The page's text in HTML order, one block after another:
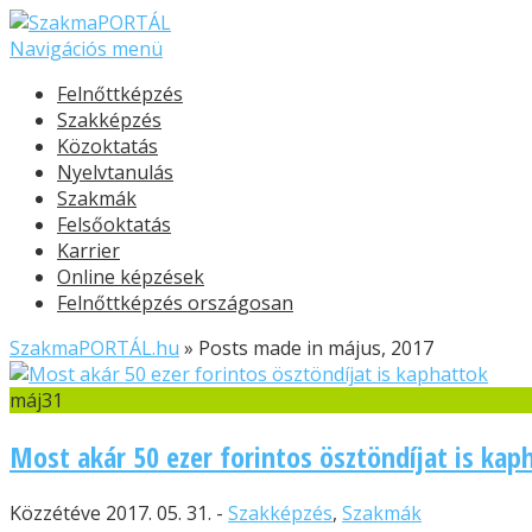
Navigációs menü
Felnőttképzés
Szakképzés
Közoktatás
Nyelvtanulás
Szakmák
Felsőoktatás
Karrier
Online képzések
Felnőttképzés országosan
SzakmaPORTÁL.hu » Posts made in május, 2017
máj31
Most akár 50 ezer forintos ösztöndíjat is
Közzétéve 2017. 05. 31. - Szakképzés, Szakmák